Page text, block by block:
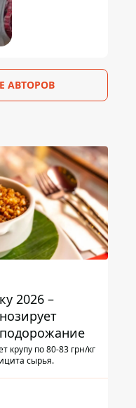
АВТОРОВ
2026 –
крупу по 80-83 грн/кг
сырья.